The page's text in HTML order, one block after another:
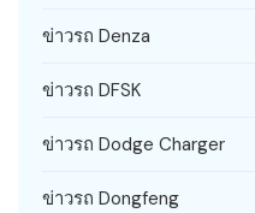
ข่าวรถ Denza
ข่าวรถ DFSK
ข่าวรถ Dodge Charger
ข่าวรถ Dongfeng